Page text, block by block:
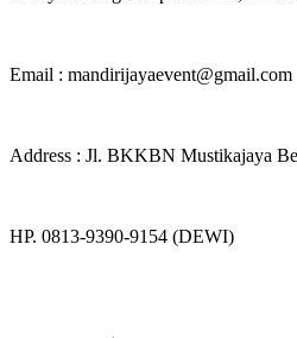
Email : mandirijayaevent@gmail.com
Address : Jl. BKKBN Mustikajaya
HP. 0813-9390-9154 (DEWI)